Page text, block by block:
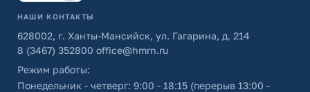
НАШИ КОНТАКТЫ
628002, г. Ханты-Мансийск, ул. Гагарина, д. 214
8 (3467) 352800 office@hmrn.ru
Режим работы:
Понедельник - четверг: 9:00 - 18:15 (перерыв 13:00 -